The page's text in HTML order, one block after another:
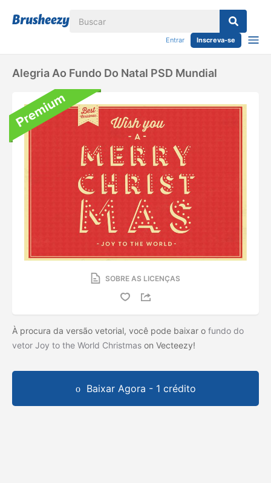
Entrar Inscreva-se
Alegria Ao Fundo Do Natal PSD Mundial
SOBRE AS LICENÇAS
À procura da versão vetorial, você pode baixar o fundo do
vetor Joy to the World Christmas on Vecteezy!
Baixar Agora - 1 crédito